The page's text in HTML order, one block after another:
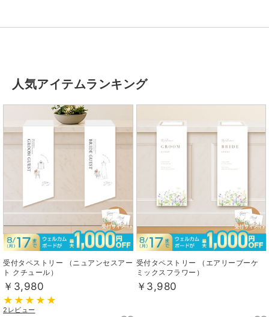
人気アイテムランキング
受付タペストリー （ニュアンセスアー
ト クチュール）
￥3,980
2レビュー
受付タペストリー （エアリーブーケ
ミックスフラワー）
￥3,980